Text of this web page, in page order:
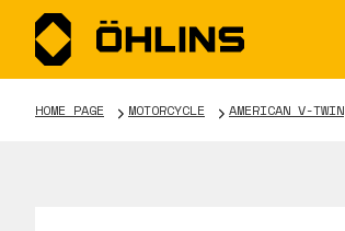
HOME PAGE MOTORCYCLE AMERICAN V-TWIN